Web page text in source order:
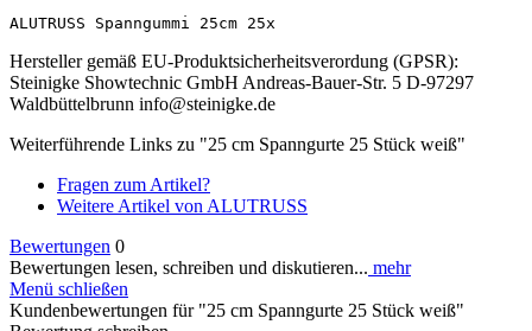
ALUTRUSS Spanngummi 25cm 25x
Hersteller gemäß EU-Produktsicherheitsverordung (GPSR):
Steinigke Showtechnic GmbH Andreas-Bauer-Str. 5 D-97297
Waldbüttelbrunn info@steinigke.de
Weiterführende Links zu "25 cm Spanngurte 25 Stück weiß"
Fragen zum Artikel?
Weitere Artikel von ALUTRUSS
Bewertungen 0
Bewertungen lesen, schreiben und diskutieren... mehr
Menü schließen
Kundenbewertungen für "25 cm Spanngurte 25 Stück weiß"